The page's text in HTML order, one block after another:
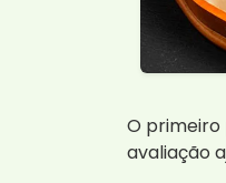
O primeiro
avaliação